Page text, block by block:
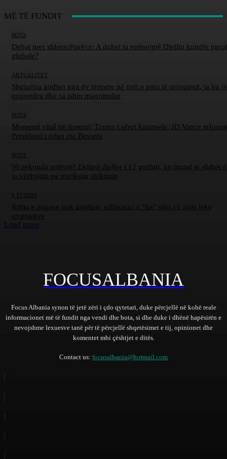
MË TË FUNDIT
BOTA
Debat mes shkencëtarëve: A duhet ta errësojmë Diellin kundër
globale?
AKTUALITET
Shqipëria goditet nga dy tërmete në orët e para të mëngjesit, ja ku
epiqendra dhe sa ishin magnitudat
BOTA
Momenti viral në funeral/ Trump i ofroi karamele, JD Vance
Presidenti i ndan me Bessent
BOTA
90 sekonda errësirë! Eklipsi diellor i 12 gushtit, ku mund të shihet
ta vëzhgoni pa rrezikuar shikimin
E FUNDIT
Rritja e pagave nuk mjafton, inflacioni u “ha” mbi 16 mijë lekë
qytetarëve
Load more
FOCUSALBANIA
Focus Albania synon të jetë zëri i çdo qytetari, duke përcjellë në kohë reale
informacionet më të fundit nga vendi dhe bota, si dhe duke i dhënë hapësirën e
nevojshme lexuesve tanë për të përcjellë shqetësimet e tij, opinionet dhe
komentet mbi çështjet e ditës.
Contact us: focusalbania@hotmail.com